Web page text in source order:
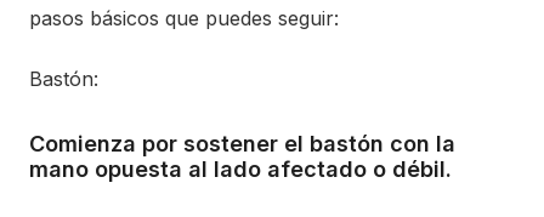
pasos básicos que puedes seguir:
Bastón:
Comienza por sostener el bastón con la
mano opuesta al lado afectado o débil.